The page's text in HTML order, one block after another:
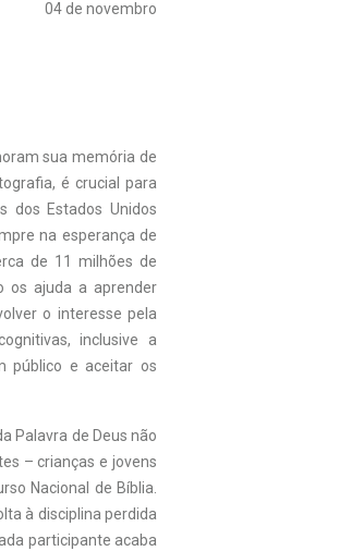
04 de novembro
sua memória de
é crucial para
dos Estados Unidos
na esperança de
de 11 milhões de
os ajuda a aprender
o interesse pela
inclusive a
público e aceitar os
Palavra de Deus não
– crianças e jovens
Nacional de Bíblia.
à disciplina perdida
participante acaba